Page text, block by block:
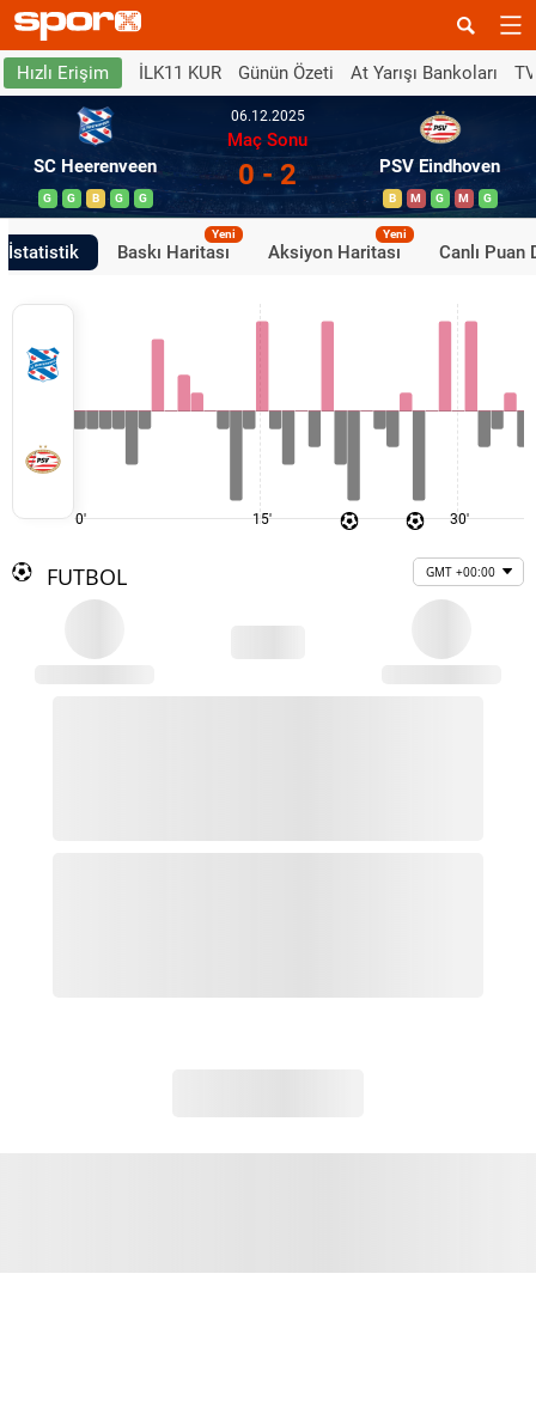
Hızlı Erişim İLK11 KUR Günün Özeti At Yarışı Bankoları
SC Heerenveen
G G B G G
06.12.2025
Maç Sonu
0 - 2 PSV Eindhoven
B M G M G
İstatistik Baskı Haritası
Yeni
Aksiyon Haritası
Yeni
Canlı Puan
0' 15' 30'
FUTBOL GMT +00:00